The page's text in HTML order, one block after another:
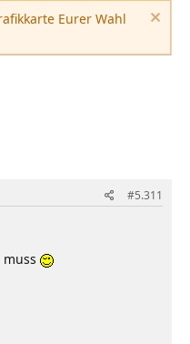
Eurer Wahl
#5.311